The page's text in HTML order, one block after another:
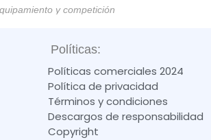
y competición
Políticas:
Políticas comerciales 2024
Política de privacidad
Términos y condiciones
Descargos de responsabilidad
Copyright